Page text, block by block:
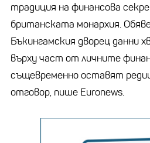
традиция на финансова
британската монархия.
Бъкингамския дворец данни
върху част от личните
същевременно оставят
отговор, пише Euronews.